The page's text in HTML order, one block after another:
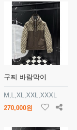
구찌 바람막이
M,L,XL,XXL,XXXL
270,000원